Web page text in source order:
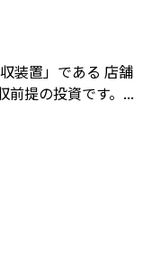
装置」である 店舗
前提の投資です。...